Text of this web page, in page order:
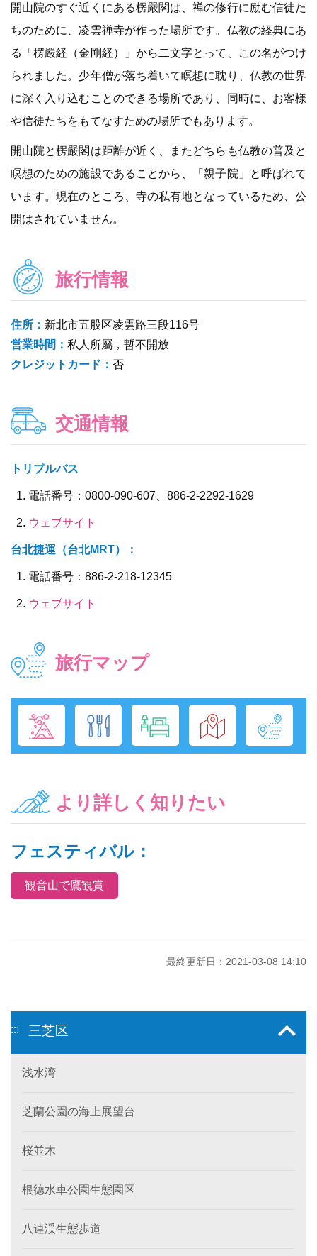
開山院のすぐ近くにある楞嚴閣は、禅の修行に励む信徒た
ちのために、凌雲禅寺が作った場所です。仏教の経典にあ
る「楞嚴経（金剛経）」から二文字とって、この名がつけ
られました。少年僧が落ち着いて瞑想に耽り、仏教の世界
に深く入り込むことのできる場所であり、同時に、お客様
や信徒たちをもてなすための場所でもあります。
開山院と楞嚴閣は距離が近く、またどちらも仏教の普及と
瞑想のための施設であることから、「親子院」と呼ばれて
います。現在のところ、寺の私有地となっているため、公
開はされていません。
旅行情報
住所： 新北市五股区凌雲路三段116号
営業時間： 私人所屬，暫不開放
クレジットカード： 否
交通情報
トリプルバス
電話番号：0800-090-607、886-2-2292-1629
ウェブサイト
台北捷運（台北MRT）：
電話番号：886-2-218-12345
ウェブサイト
旅行マップ
より詳しく知りたい
フェスティバル：
観音山で鷹観賞
最終更新日：2021-03-08 14:10
::: 三芝区
浅水湾
芝蘭公園の海上展望台
桜並木
根徳水車公園生態園区
八連渓生態歩道